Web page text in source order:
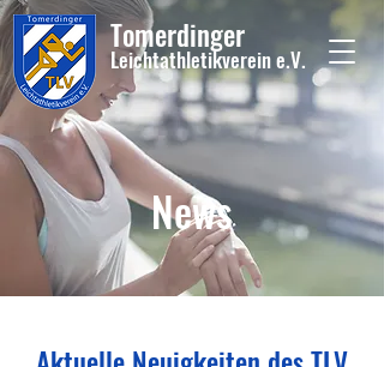
Tomerdinger
Leichtathletikvereine.V.
News